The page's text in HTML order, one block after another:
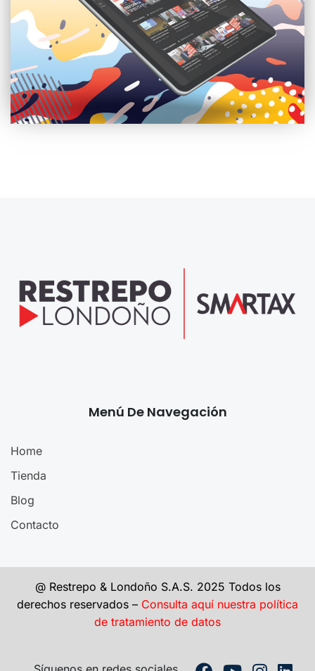
Menú De Navegación
Home
Tienda
Blog
Contacto
@ Restrepo & Londoño S.A.S. 2025 Todos los
derechos reservados – Consulta aquí nuestra política
de tratamiento de datos